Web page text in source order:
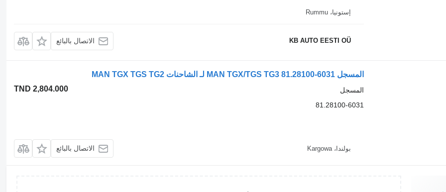
إستونيا، Rummu
KB AUTO EESTI OÜ الاتصال بالبائع
المسجل MAN TGX/TGS TG3 81.28100-6031 لـ الشاحنات MAN TGX TGS TG2
TND 2,804.000
المسجل
81.28100-6031
بولندا، Kargowa الاتصال بالبائع